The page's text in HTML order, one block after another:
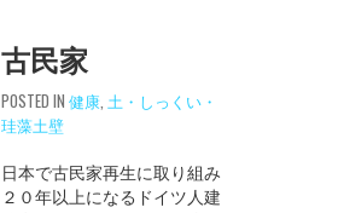
古民家
POSTED IN 健康 土・しっくい・
珪藻土壁
日本で古民家再生に取り組み
２０年以上になるドイツ人建